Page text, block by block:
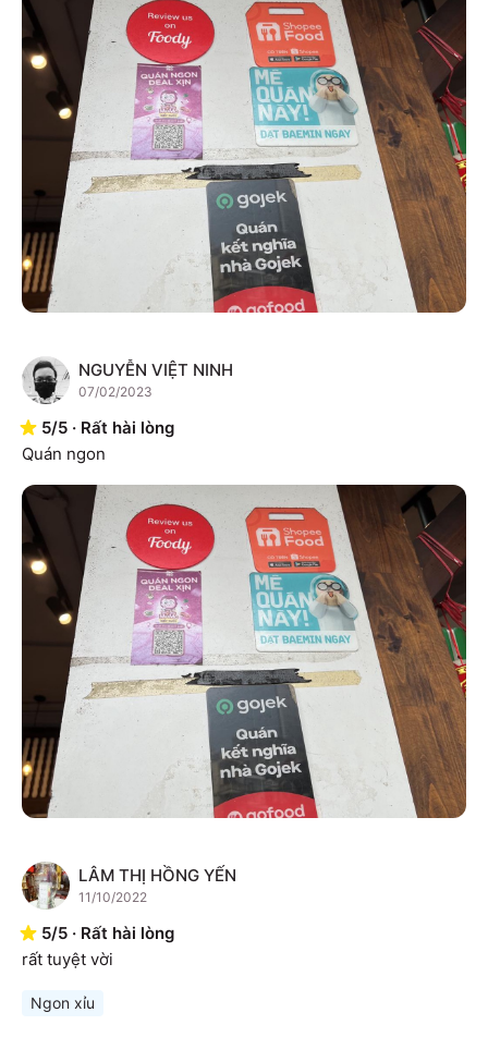
N NGUYỄN VIỆT NINH
07/02/2023
5/5 · Rất hài lòng
Quán ngon
L LÂM THỊ HỒNG YẾN
11/10/2022
5/5 · Rất hài lòng
rất tuyệt vời
Ngon xỉu